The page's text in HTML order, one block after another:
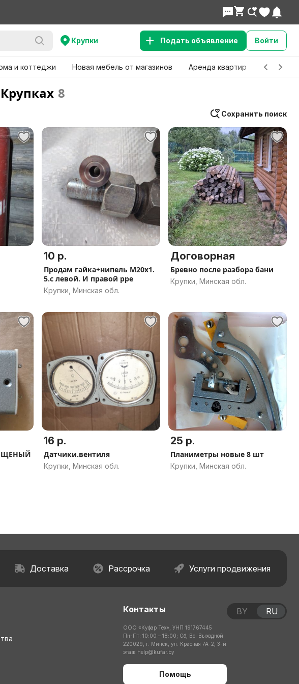
Крупки Подать объявление Войти
и коттеджи Новая мебель от магазинов Аренда квартир Детские
8
Сохранить поиск
10 р.
Продам гайка+нипель М20х1.
5.с левой. И правой рре
Крупки, Минская обл.
Договорная
Бревно после разбора бани
Крупки, Минская обл.
16 р.
Датчики.вентиля
Крупки, Минская обл.
25 р.
Планиметры новые 8 шт
Крупки, Минская обл.
Доставка Рассрочка Услуги продвижения
Контакты
ООО «Куфар Тех», УНП 191767445
Пн-Пт: 10:00 – 18:00; Сб, Вс: Выходной
220029, г. Минск, ул. Красная 7А-2, 3-й
этаж help@kufar.by
Помощь
BY RU